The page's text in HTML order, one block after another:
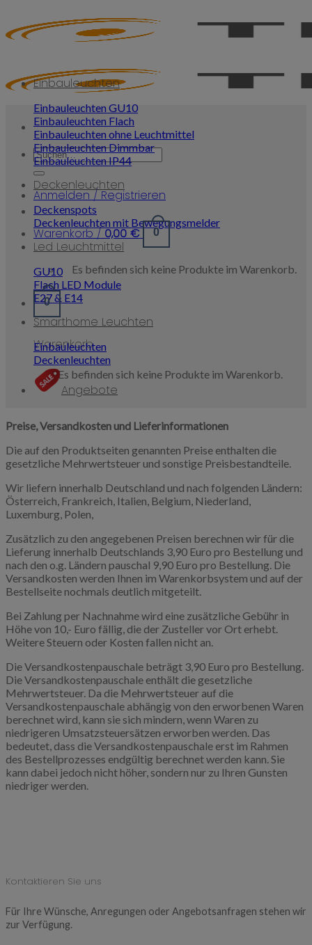
content
Suchen
nach:
Anmelden / Registrieren
Warenkorb /0,00€ 0
Es befinden sich keine Produkte im Warenkorb.
0
Warenkorb
Es befinden sich keine Produkte im Warenkorb.
Einbauleuchten
Einbauleuchten GU10
Einbauleuchten Flach
Einbauleuchten ohne Leuchtmittel
Einbauleuchten Dimmbar
Einbauleuchten IP44
Deckenleuchten
Deckenspots
Deckenleuchten mit Bewegungsmelder
Led Leuchtmittel
GU10
Flach LED Module
E27 & E14
Smarthome Leuchten
Einbauleuchten
Deckenleuchten
Angebote
Preise, Versandkosten und Lieferinformationen
Die auf den Produktseiten genannten Preise enthalten die
gesetzliche Mehrwertsteuer und sonstige Preisbestandteile.
Wir liefern innerhalb Deutschland und nach folgenden Ländern:
Österreich, Frankreich, Italien, Belgium, Niederland,
Luxemburg, Polen,
Zusätzlich zu den angegebenen Preisen berechnen wir für die
Lieferung innerhalb Deutschlands 3,90 Euro pro Bestellung und
nach den o.g. Ländern pauschal 9,90 Euro pro Bestellung. Die
Versandkosten werden Ihnen im Warenkorbsystem und auf der
Bestellseite nochmals deutlich mitgeteilt.
Bei Zahlung per Nachnahme wird eine zusätzliche Gebühr in
Höhe von 10,- Euro fällig, die der Zusteller vor Ort erhebt.
Weitere Steuern oder Kosten fallen nicht an.
Die Versandkostenpauschale beträgt 3,90 Euro pro Bestellung.
Die Versandkostenpauschale enthält die gesetzliche
Mehrwertsteuer. Da die Mehrwertsteuer auf die
Versandkostenpauschale abhängig von den erworbenen Waren
berechnet wird, kann sie sich mindern, wenn Waren zu
niedrigeren Umsatzsteuersätzen erworben werden. Das
bedeutet, dass die Versandkostenpauschale erst im Rahmen
des Bestellprozesses endgültig berechnet werden kann. Sie
kann dabei jedoch nicht höher, sondern nur zu Ihren Gunsten
niedriger werden.
Kontaktieren Sie uns
Für Ihre Wünsche, Anregungen oder Angebotsanfragen stehen wir
zur Verfügung.